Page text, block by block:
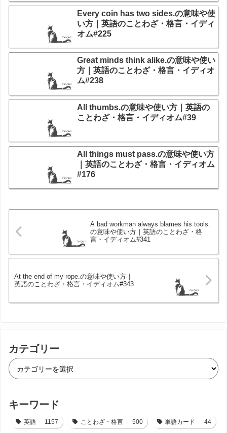
Every coin has two sides.の意味や使
い方｜英語のことわざ・格言・イディ
オム#225
Great minds think alike.の意味や使い
方｜英語のことわざ・格言・イディオ
ム#238
All thumbs.の意味や使い方｜英語の
ことわざ・格言・イディオム#39
All things must pass.の意味や使い方
｜英語のことわざ・格言・イディオム
#176
A bad workman always blames his tools.
の意味や使い方｜英語のことわざ・格
言・イディオム#341
At the end of my rope.の意味や使い方｜
英語のことわざ・格言・イディオム#343
カテゴリー
キーワード
英語 1157 ことわざ・格言 500 単語カード 44